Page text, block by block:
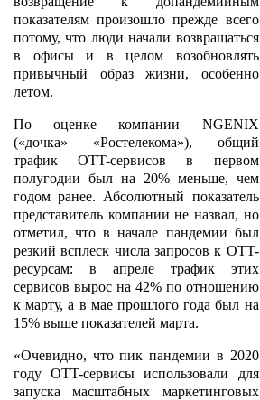
показателям произошло прежде всего
потому, что люди начали возвращаться
в офисы и в целом возобновлять
привычный образ жизни, особенно
летом.
По оценке компании NGENIX
(«дочка» «Ростелекома»), общий
трафик OTT-сервисов в первом
полугодии был на 20% меньше, чем
годом ранее. Абсолютный показатель
представитель компании не назвал, но
отметил, что в начале пандемии был
резкий всплеск числа запросов к OTT-
ресурсам: в апреле трафик этих
сервисов вырос на 42% по отношению
к марту, а в мае прошлого года был на
15% выше показателей марта.
«Очевидно, что пик пандемии в 2020
году OTT-сервисы использовали для
запуска масштабных маркетинговых